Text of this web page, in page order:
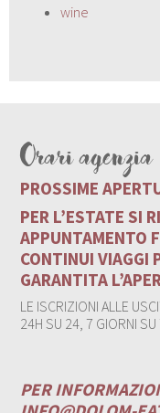
wine
Orari agenzia
PROSSIME
PER L’ESTATE SI
APPUNTAMENTO
CONTINUI VIAGGI
GARANTITA
LE ISCRIZIONI ALLE
24H SU 24, 7 GIORNI SU
PER